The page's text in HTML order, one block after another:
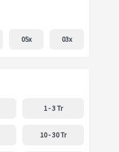
05x 03x
1 - 3 Tr
10 - 30 Tr